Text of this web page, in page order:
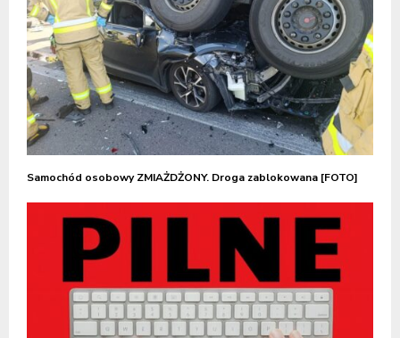
Samochód osobowy ZMIAŻDŻONY. Droga zablokowana [FOTO]